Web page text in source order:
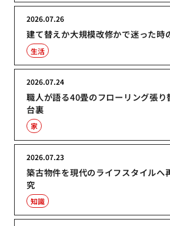
建て替えか大規模改修かで迷った時
2026.07.26
生活
職人が語る40畳のフローリング張り
台裏
2026.07.24
家
築古物件を現代のライフスタイルへ
究
2026.07.23
知識